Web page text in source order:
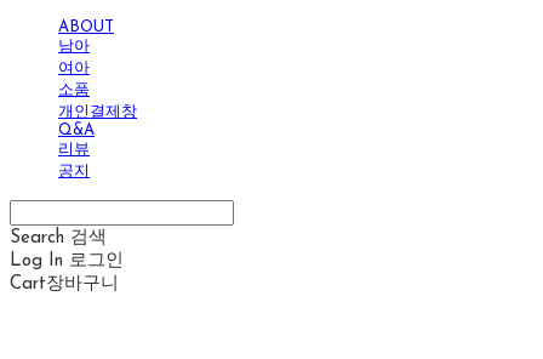
ABOUT
남아
여아
소품
개인결제창
Q&A
리뷰
공지
Search 검색
Log In 로그인
Cart장바구니